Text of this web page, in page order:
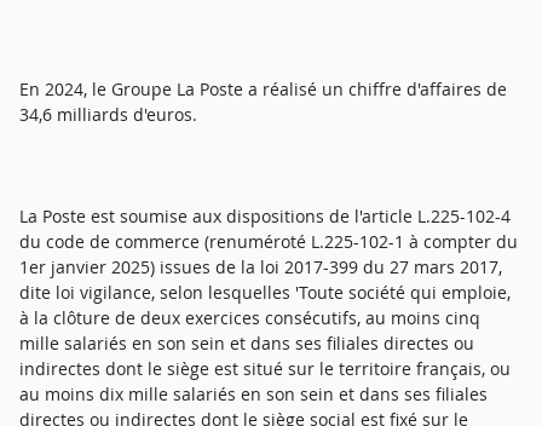
En 2024, le Groupe La Poste a réalisé un chiffre d'affaires de
34,6 milliards d'euros.
La Poste est soumise aux dispositions de l'article L.225-102-4
du code de commerce (renuméroté L.225-102-1 à compter du
1er janvier 2025) issues de la loi 2017-399 du 27 mars 2017,
dite loi vigilance, selon lesquelles 'Toute société qui emploie,
à la clôture de deux exercices consécutifs, au moins cinq
mille salariés en son sein et dans ses filiales directes ou
indirectes dont le siège est situé sur le territoire français, ou
au moins dix mille salariés en son sein et dans ses filiales
directes ou indirectes dont le siège social est fixé sur le